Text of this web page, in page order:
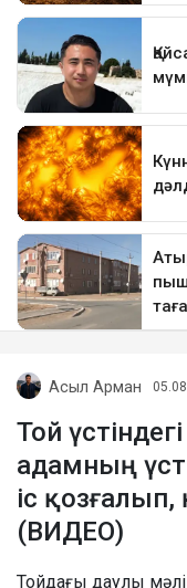
Асыл Арман
Той
адамның
іс
(ВИДЕО)
Тойдағы даулы